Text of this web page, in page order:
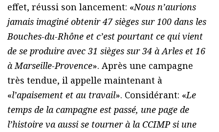
effet, réussi son lancement: «Nous n’aurions
jamais imaginé obtenir 47 sièges sur 100 dans les
Bouches-du-Rhône et c’est pourtant ce qui vient
de se produire avec 31 sièges sur 34 à Arles et 16
à Marseille-Provence». Après une campagne
très tendue, il appelle maintenant à
«l’apaisement et au travail». Considérant: «Le
temps de la campagne est passé, une page de
l’histoire va aussi se tourner à la CCIMP si une